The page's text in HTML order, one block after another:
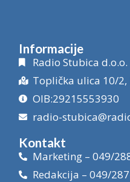
Informacije
Radio Stubica d.o.o.
Toplička ulica 10/2,
OIB:29215553930
radio-
Kontakt
Marketing – 049/
Redakcija – 049/